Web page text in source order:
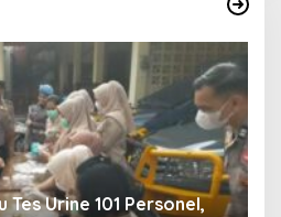
Urine 101 Personel,